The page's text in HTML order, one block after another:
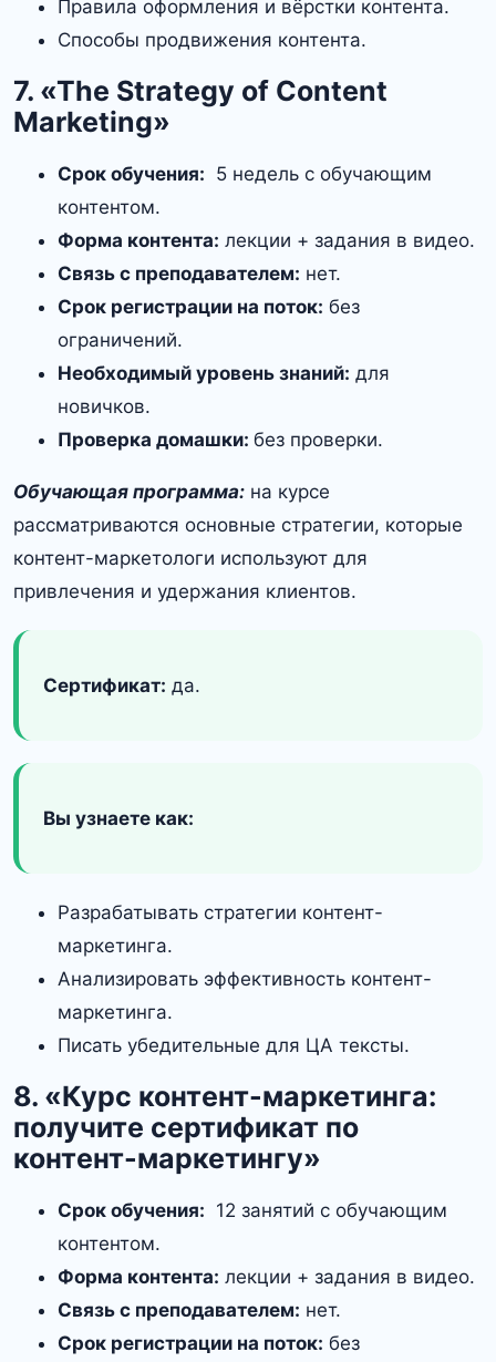
Правила оформления и вёрстки контента.
Способы продвижения контента.
7. «The Strategy of Content
Marketing»
Срок обучения: 5 недель с обучающим
контентом.
Форма контента: лекции + задания в видео.
Связь с преподавателем: нет.
Срок регистрации на поток: без
ограничений.
Необходимый уровень знаний: для
новичков.
Проверка домашки: без проверки.
Обучающая программа: на курсе
рассматриваются основные стратегии, которые
контент-маркетологи используют для
привлечения и удержания клиентов.
Сертификат: да.
Вы узнаете как:
Разрабатывать стратегии контент-
маркетинга.
Анализировать эффективность контент-
маркетинга.
Писать убедительные для ЦА тексты.
8. «Курс контент-маркетинга:
получите сертификат по
контент-маркетингу»
Срок обучения: 12 занятий с обучающим
контентом.
Форма контента: лекции + задания в видео.
Связь с преподавателем: нет.
Срок регистрации на поток: без